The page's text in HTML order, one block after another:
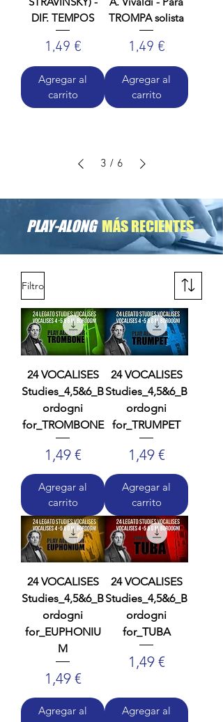
DIF. TEMPOS
Precio
1,49 €
Agregar al
carrito
TROMPA solista
Precio
1,49 €
Agregar al
carrito
3 / 6
PLAY-ALONG MÁS RECIENTES
Filtro
24 VOCALISES
Studies_4,5&6_B
ordogni
for_TROMBONE
Precio
1,49 €
Agregar al
carrito
24 VOCALISES
Studies_4,5&6_B
ordogni
for_TRUMPET
Precio
1,49 €
Agregar al
carrito
24 VOCALISES
Studies_4,5&6_B
ordogni
for_EUPHONIU
M
Precio
1,49 €
Agregar al
24 VOCALISES
Studies_4,5&6_B
ordogni
for_TUBA
Precio
1,49 €
Agregar al